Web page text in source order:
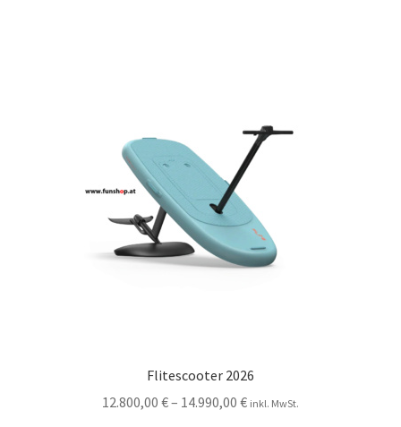
Flitescooter 2026
12.800,00 €– 14.990,00 € inkl. MwSt.